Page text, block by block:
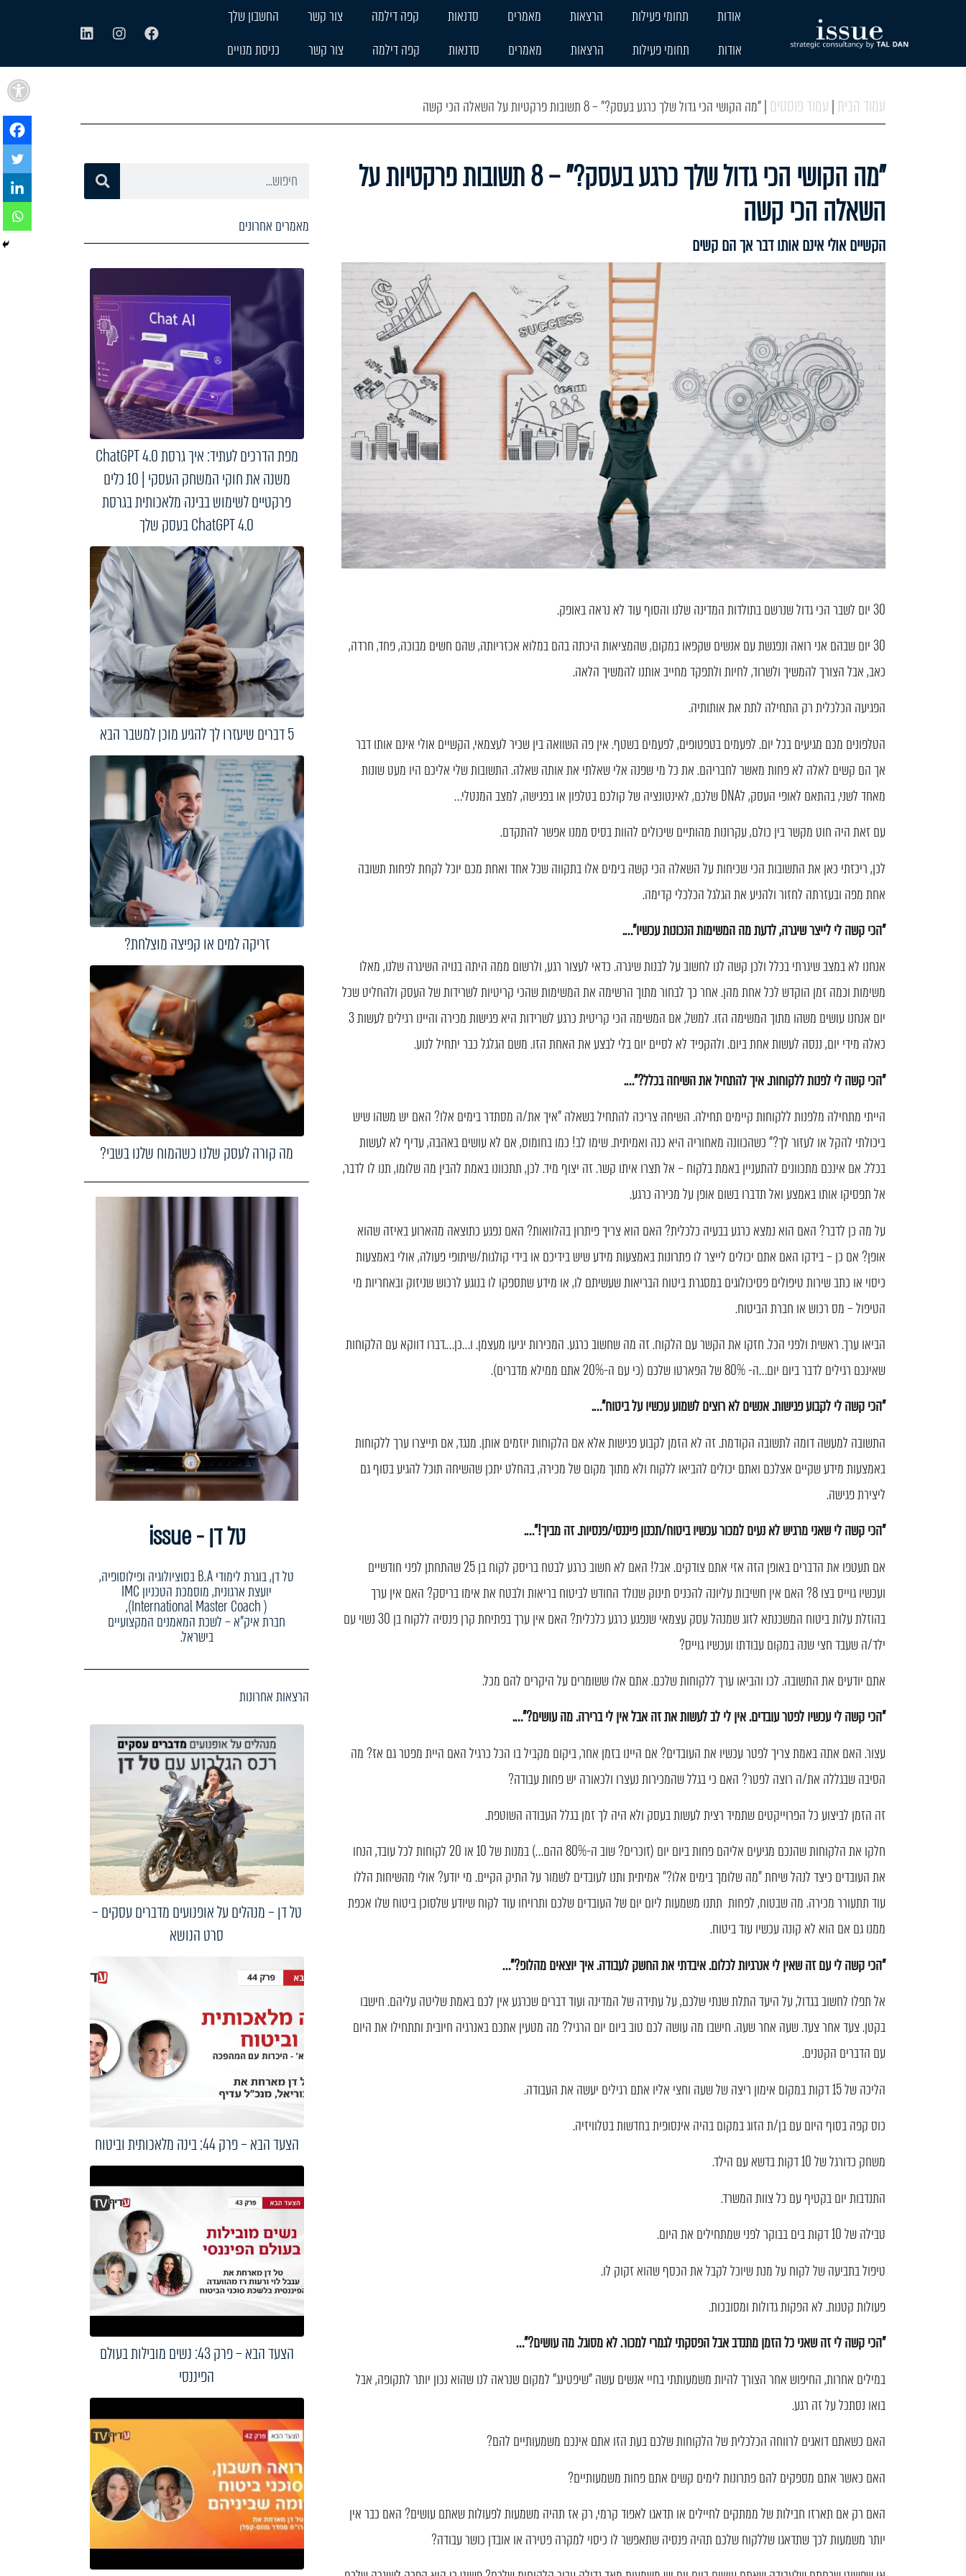
אודות תחומי פעילות הרצאות מאמרים סדנאות קפה דילמה צור קשר
החשבון שלך
אודות
תחומי פעילות הרצאות מאמרים סדנאות קפה דילמה צור קשר כניסת מנויים
עמוד הבית| עמוד פוסטים |"מה הקושי הכי גדול שלך כרגע בעסק?" – 8 תשובות פרקטיות על השאלה הכי קשה
"מה הקושי הכי גדול שלך כרגע בעסק?" – 8 תשובות פרקטיות על
השאלה הכי קשה
הקשיים אולי אינם אותו דבר אך הם קשים
30 יום לשבר הכי גדול שנרשם בתולדות המדינה שלנו והסוף עוד לא נראה באופק.
30 יום שבהם אני רואה ונפגשת עם אנשים שקפאו במקום, שהמציאות היכתה בהם במלוא אכזריותה, שהם חשים מבוכה, פחד, חרדה,
כאב, אבל הצורך להמשיך ולשרוד, לחיות ולתפקד מחייב אותנו להמשיך הלאה.
הפגיעה הכלכלית רק התחילה לתת את אותותיה.
הטלפונים מכם מגיעים בכל יום. לפעמים בטפטופים, לפעמים בשטף. אין פה השוואה בין שכיר לעצמאי, הקשיים אולי אינם אותו דבר
אך הם קשים לאלה לא פחות מאשר לחבריהם. את כל מי שפנה אלי שאלתי את אותה שאלה. התשובות שלי אליכם היו מעט שונות
מאחד לשני, בהתאם לאופי העסק, לDNA שלכם, לאינטונציה של קולכם בטלפון או בפגישה, למצב המנטלי…
עם זאת היה חוט מקשר בין כולם, עקרונות מהותיים שיכולים להוות בסיס ממנו אפשר להתקדם.
לכן, ריכזתי כאן את התשובות הכי שכיחות על השאלה הכי קשה בימים אלו בתקווה שכל אחד ואחת מכם יוכל לקחת לפחות תשובה
אחת מפה ובעזרתה לחזור ולהניע את הגלגל הכלכלי קדימה.
"הכי קשה לי לייצר שיגרה, לדעת מה המשימות הנכונות עכשיו"….
אנחנו לא במצב שיגרתי בכלל ולכן קשה לנו לחשוב על לבנות שיגרה. כדאי לעצור רגע, ולרשום ממה היתה בנויה השיגרה שלנו, מאלו
משימות וכמה זמן הוקדש לכל אחת מהן. אחר כך לבחור מתוך הרשימה את המשימות שהכי קריטיות לשרידות של העסק ולהחליט שכל
יום אנחנו עושים משהו מתוך המשימה הזו. למשל, אם המשימה הכי קריטית כרגע לשרידות היא פגישות מכירה והיינו רגילים לעשות 3
כאלה מידי יום, ננסה לעשות אחת ביום. ולהקפיד לא לסיים יום בלי לבצע את האחת הזו. משם הגלגל כבר יתחיל לנוע.
"הכי קשה לי לפנות ללקוחות. איך להתחיל את השיחה בכלל?"….
הייתי מתחילה מלפנות ללקוחות קיימים תחילה. השיחה צריכה להתחיל בשאלה "איך את/ה מסתדר בימים אלו? האם יש משהו שיש
ביכולתי להקל או לעזור לך?" כשהכוונה מאחוריה היא כנה ואמיתית. שימו לב! כמו בחומוס, אם לא עושים באהבה, עדיף לא לעשות
בכלל. אם אינכם מתכוונים להתעניין באמת בלקוח – אל תצרו איתו קשר. זה יצוף מיד. לכן, תתכוונו באמת להבין מה שלומו, תנו לו לדבר,
אל תפסיקו אותו באמצע ואל תדברו בשום אופן על מכירה כרגע.
על מה כן לדבר? האם הוא נמצא כרגע בבעיה כלכלית? האם הוא צריך פיתרון בהלוואות? האם נפגע כתוצאה מהארוע באיזה שהוא
אופן? אם כן – בידקו האם אתם יכולים לייצר לו פתרונות באמצעות מידע שיש בידיכם או בידי קולגות/שיתופי פעולה, אולי באמצעות
כיסוי או כתב שירות טיפולים פסיכולוגים במסגרת ביטוח הבריאות שעשיתם לו, או מידע שתספקו לו בנוגע לרכוש שניזוק ובאחריות מי
הטיפול – מס רכוש או חברת הביטוח.
הביאו ערך. ראשית ולפני הכל. חזקו את הקשר עם הלקוח. זה מה שחשוב כרגע. המכירות יגיעו מעצמן. ו…כן….דברו דווקא עם הלקוחות
שאינכם רגילים לדבר ביום יום…ה- 80% של הפארטו שלכם (כי עם ה-20% אתם ממילא מדברים).
"הכי קשה לי לקבוע פגישות. אנשים לא רוצים לשמוע עכשיו על ביטוח"….
התשובה למעשה דומה לתשובה הקודמת. זה לא הזמן לקבוע פגישות אלא אם הלקוחות יוזמים אותן. מנגד, אם תייצרו ערך ללקוחות
באמצעות מידע שקיים אצלכם ואתם יכולים להביאו ללקוח ולא מתוך מקום של מכירה, בהחלט יתכן שהשיחה תוכל להגיע בסוף גם
ליצירת פגישה.
"הכי קשה לי שאני מרגיש לא נעים למכור עכשיו ביטוח/תכנון פיננסי/פנסיות. זה מביך!"….
אם תעטפו את הדברים באופן הזה אזי אתם צודקים. אבל! האם לא חשוב כרגע לבטח בריסק לקוח בן 25 שהתחתן לפני חודשיים
ועכשיו גוייס בצו 8? האם אין חשיבות עליונה להכניס תינוק שנולד החודש לביטוח בריאות ולבטח את אימו בריסק? האם אין ערך
בהוזלת עלות ביטוח המשכנתא לזוג שמנהל עסק עצמאי שנפגע כרגע כלכלית? האם אין ערך בפתיחת קרן פנסיה ללקוח בן 30 נשוי עם
ילד/ה שעבד חצי שנה במקום עבודתו ועכשיו גוייס?
אתם יודעים את התשובה. לכו והביאו ערך ללקוחות שלכם. אתם אלו ששומרים על היקרים להם מכל.
"הכי קשה לי עכשיו לפטר עובדים. אין לי לב לעשות את זה אבל אין לי ברירה. מה עושים?"….
עצור. האם אתה באמת צריך לפטר עכשיו את העובדים? אם היינו בזמן אחר, ביקום מקביל בו הכל כרגיל האם היית מפטר גם אז? מה
הסיבה שבגללה את/ה רוצה לפטר? האם כי בגלל שהמכירות נעצרו ולכאורה יש פחות עבודה?
זה הזמן לביצוע כל הפרוייקטים שתמיד רצית לעשות בעסק ולא היה לך זמן בגלל העבודה השוטפת.
חלקו את הלקוחות שהנכם מגיעים אליהם פחות ביום יום (זוכרים? שוב ה-80% ההם…) במנות של 10 או 20 לקוחות לכל עובד, הנחו
את העובדים כיצד לנהל שיחת "מה שלומך בימים אלו?" אמיתית ותנו לעובדים לשמור על התיק הקיים. מי יודע? אולי מהשיחות הללו
עוד תתעורר מכירה. מה שבטוח, לפחות תתנו משמעות ליום יום של העובדים שלכם ותרויחו עוד לקוח שיודע שלסוכן ביטוח שלו אכפת
ממנו גם אם הוא לא קונה עכשיו עוד ביטוח.
"הכי קשה לי עם זה שאין לי אנרגיות לכלום. איבדתי את החשק לעבודה. איך יוצאים מהלופ?"…
אל תפלו לחשוב בגדול, על היעד התלת שנתי שלכם, על עתידה של המדינה ועוד דברים שכרגע אין לכם באמת שליטה עליהם. חישבו
בקטן. צעד אחר צעד. שעה אחר שעה. חישבו מה עושה לכם טוב ביום יום הרגיל? מה מטעין אתכם באנרגיה חיובית ותתחילו את היום
עם הדברים הקטנים.
הליכה של 15 דקות במקום אימון ריצה של שעה וחצי אליו אתם רגילים יעשה את העבודה.
כוס קפה בסוף היום עם בן/ת הזוג במקום בהיה אינסופית בחדשות בטלוויזיה.
משחק כדורגל של 10 דקות בדשא עם הילד.
התנדבות יום בקטיף עם כל צוות המשרד.
טבילה של 10 דקות בים בבוקר לפני שמתחילים את היום.
טיפול בתביעה של לקוח על מנת שיוכל לקבל את הכסף שהוא זקוק לו.
פעולות קטנות. לא הפקות גדולות ומסובכות.
"הכי קשה לי זה שאני כל הזמן מתנדב אבל הפסקתי לגמרי למכור. לא מסוגל. מה עושים?"…
במילים אחרות, החיפוש אחר הצורך להיות משמעותתי בחיי אנשים עשה "שיפטינג" למקום שנראה לנו שהוא נכון יותר לתקופה, אבל
בואו נסתכל על זה רגע.
האם כשאתם דואגים לרווחה הכלכלית של הלקוחות שלכם בעת הזו אתם אינכם משמעותיים להם?
האם כאשר אתם מספקים להם פתרונות לימים קשים אתם פחות משמעותיים?
האם רק אם תארזו חבילות של ממתקים לחיילים או תדאגו לאפוד קרמי, רק אז תהיה משמעות לפעולות שאתם עושים? האם כבר אין
יותר משמעות לכך שתדאגו שללקוח שלכם תהיה פנסיה שתאפשר לו כיסוי למקרה פטירה או אובדן כושר עבודה?
מאמרים אחרונים
מפת הדרכים לעתיד: איך גרסת ChatGPT 4.0
משנה את חוקי המשחק העסקי | 10 כלים
פרקטיים לשימוש בבינה מלאכותית בגרסת
ChatGPT 4.0 בעסק שלך
5 דברים שיעזרו לך להגיע מוכן למשבר הבא
זריקה למים או קפיצה מוצלחת?
מה קורה לעסק שלנו כשהמוח שלנו בשבי?
טל דן - issue
טל דן, בוגרת לימודי B.A בסוציולוגיה ופילוסופיה,
יועצת ארגונית, מוסמכת הטכניון IMC
(International Master Coach ),
חברת איק"א – לשכת המאמנים המקצועיים
בישראל.
הרצאות אחרונות
טל דן – מנהלים על אופנועים מדברים עסקים –
סרט הנושא
הצעד הבא – פרק 44: בינה מלאכותית וביטוח
הצעד הבא – פרק 43: נשים מובילות בעולם
הפיננסי